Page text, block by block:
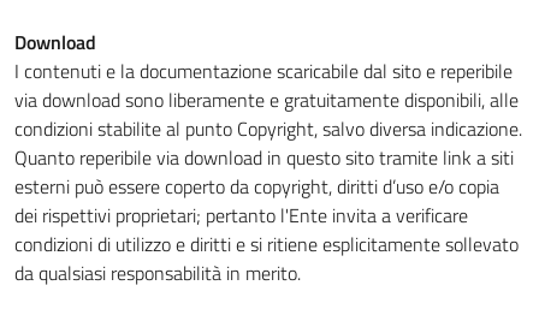
Download
I contenuti e la documentazione scaricabile dal sito e reperibile
via download sono liberamente e gratuitamente disponibili, alle
condizioni stabilite al punto Copyright, salvo diversa indicazione.
Quanto reperibile via download in questo sito tramite link a siti
esterni può essere coperto da copyright, diritti d’uso e/o copia
dei rispettivi proprietari; pertanto l'Ente invita a verificare
condizioni di utilizzo e diritti e si ritiene esplicitamente sollevato
da qualsiasi responsabilità in merito.